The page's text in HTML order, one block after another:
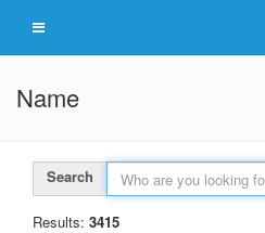
Name
Search
Results: 3415